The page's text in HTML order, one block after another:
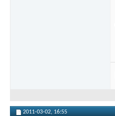
2011-03-02, 16:55